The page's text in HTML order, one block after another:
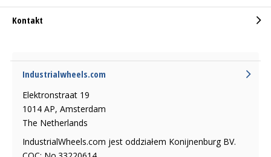
Kontakt
Industrialwheels.com
Elektronstraat 19
1014 AP, Amsterdam
The Netherlands
IndustrialWheels.com jest oddziałem Konijnenburg BV.